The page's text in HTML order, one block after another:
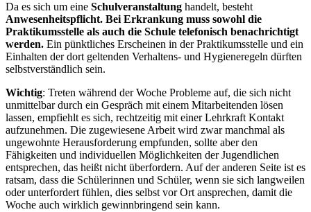
Da es sich um eine Schulveranstaltung handelt, besteht
Anwesenheitspflicht. Bei Erkrankung muss sowohl die
Praktikumsstelle als auch die Schule telefonisch benachrichtigt
werden. Ein pünktliches Erscheinen in der Praktikumsstelle und ein
Einhalten der dort geltenden Verhaltens- und Hygieneregeln dürften
selbstverständlich sein.
Wichtig: Treten während der Woche Probleme auf, die sich nicht
unmittelbar durch ein Gespräch mit einem Mitarbeitenden lösen
lassen, empfiehlt es sich, rechtzeitig mit einer Lehrkraft Kontakt
aufzunehmen. Die zugewiesene Arbeit wird zwar manchmal als
ungewohnte Herausforderung empfunden, sollte aber den
Fähigkeiten und individuellen Möglichkeiten der Jugendlichen
entsprechen, das heißt nicht überfordern. Auf der anderen Seite ist es
ratsam, dass die Schülerinnen und Schüler, wenn sie sich langweilen
oder unterfordert fühlen, dies selbst vor Ort ansprechen, damit die
Woche auch wirklich gewinnbringend sein kann.